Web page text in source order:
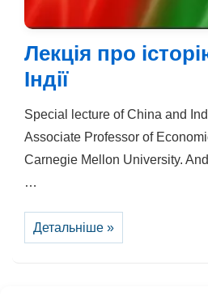
Лекція про
Індії
Special lecture of China and
Associate Professor of
Carnegie Mellon University.
…
Лекція
про
історію
Детальніше »